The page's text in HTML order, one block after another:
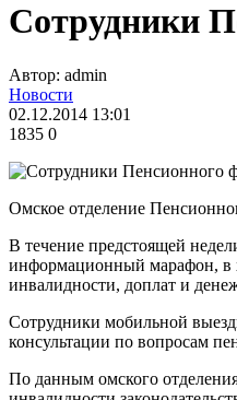
Сотрудники
Автор: admin
Новости
02.12.2014 13:01
1835 0
Омское отделение
В течение предстоящей
информационный марафон, в
инвалидности, доплат и
Сотрудники мобильной
консультации по вопросам
По данным омского